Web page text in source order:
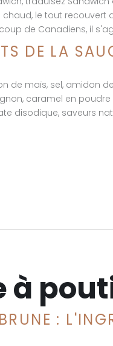
le tout recouvert
de Canadiens, il
DE LA
de maïs, sel, amidon
caramel en
disodique, saveurs
à
: